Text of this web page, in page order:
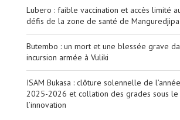
Lubero : faible vaccination et accès limité
défis de la zone de santé de Manguredjipa
Butembo : un mort et une blessée grave
incursion armée à Vuliki
ISAM Bukasa : clôture solennelle de
2025-2026 et collation des grades sous le
l’innovation